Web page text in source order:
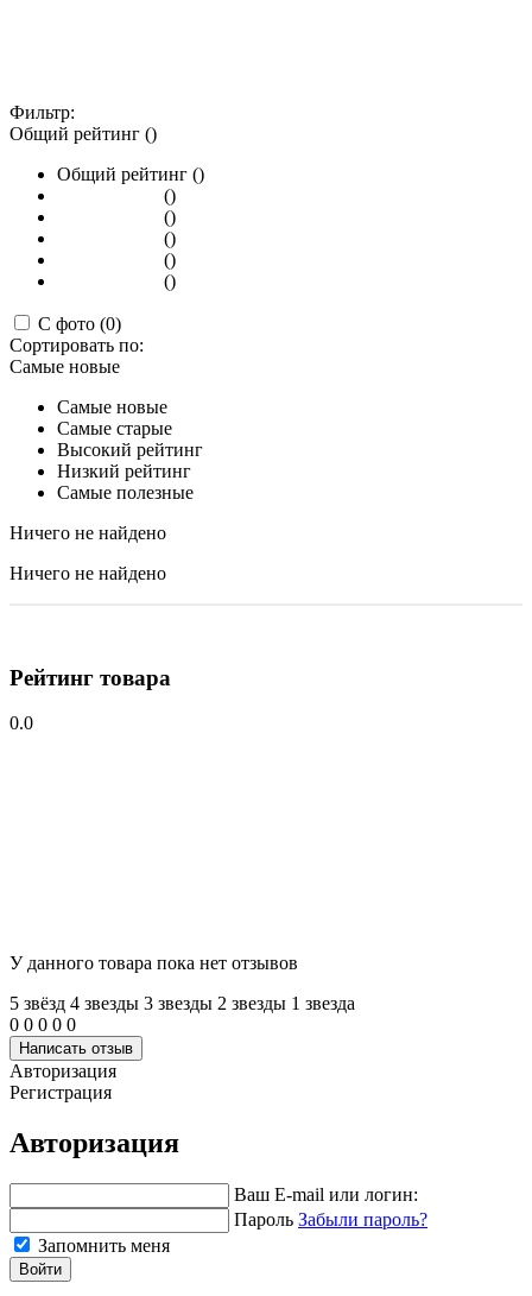
Фильтр:
Общий рейтинг ()
Общий рейтинг ()
()
()
()
()
()
С фото (0)
Сортировать по:
Самые новые
Самые новые
Самые старые
Высокий рейтинг
Низкий рейтинг
Самые полезные
Ничего не найдено
Ничего не найдено
Рейтинг товара
0.0
У данного товара пока нет отзывов
5 звёзд 4 звeзды 3 звeзды 2 звeзды 1 звeзда
0 0 0 0 0
Написать отзыв
Авторизация
Регистрация
Авторизация
Ваш E-mail или логин:
Пароль Забыли пароль?
Запомнить меня
Войти